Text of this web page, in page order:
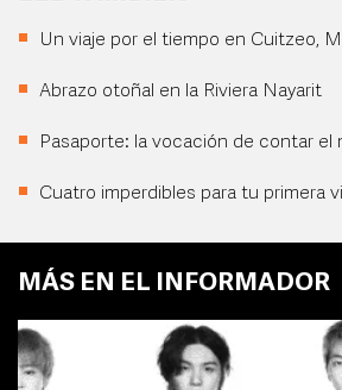
Un viaje por el tiempo en Cuitzeo,
Abrazo otoñal en la Riviera Nayarit
Pasaporte: la vocación de contar el
Cuatro imperdibles para tu primera
MÁS EN EL INFORMADOR